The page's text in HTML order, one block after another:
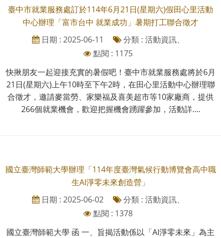
臺中市就業服務處訂於114年6月21日(星期六)假田心里活動
中心辦理「富市台中 就業成功」暑期打工聯合徵才
日期 : 2025-06-11
分類 : 活動資訊、
點閱 : 1175
快揪朋友一起迎接充實的暑假吧！臺中市就業服務處將於6月
21日(星期六)上午10時至下午2時，在田心里活動中心辦理聯
合徵才，邀請麥當勞、家樂福及喜美超市等10家廠商，提供
266個就業機會，歡迎把握機會踴躍參加，活動詳....
國立臺灣師範大學辦理「114年度臺灣氣候行動博覽會高中職
生AI淨零未來創造營」
日期 : 2025-06-02
分類 : 活動資訊、
點閱 : 1378
國立臺灣師範大學 函 一、旨揭活動係以「AI淨零未來」為主